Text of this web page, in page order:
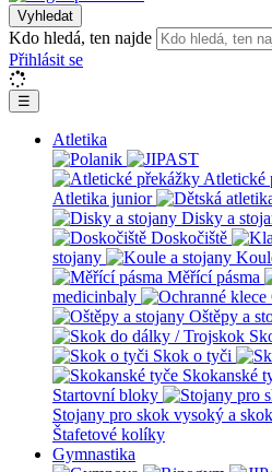
Vyhledat
Kdo hledá, ten najde
Přihlásit se
☰
Atletika
Atletické
Atletika junior
Disky a
Doskočiště
stojany
Měřící pásma
medicinbaly
Oštěpy a
Skok o tyči
Skokanské
Startovní bloky
Stojany pro skok vysoký a
Štafetové kolíky
Gymnastika